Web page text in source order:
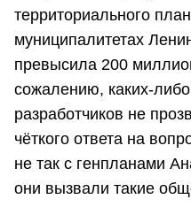
территориального
муниципалитетах
превысила 200
сожалению, каких-
разработчиков не
чёткого ответа на
не так с генпланами
они вызвали такие